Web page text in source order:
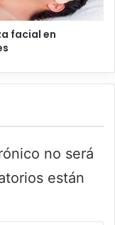
facial en
no será
están